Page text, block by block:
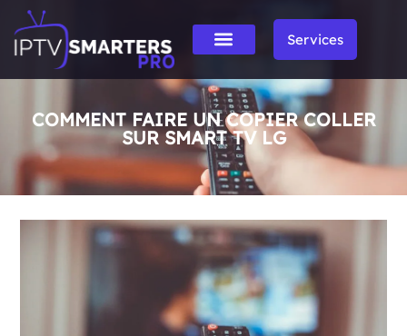
Services
COMMENT FAIRE UN COPIER COLLER
SUR SMART TV LG